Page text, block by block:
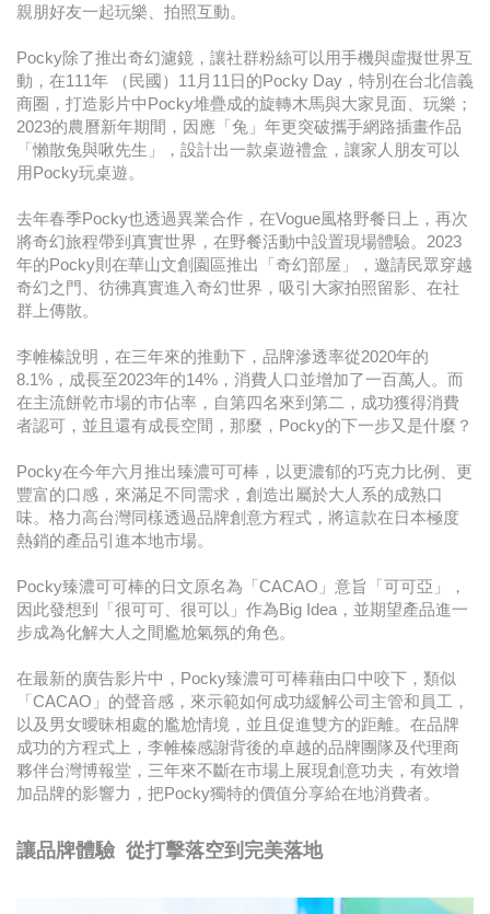
親朋好友一起玩樂、拍照互動。
Pocky除了推出奇幻濾鏡，讓社群粉絲可以用手機與虛擬世界互
動，在111年 （民國）11月11日的Pocky Day，特別在台北信義
商圈，打造影片中Pocky堆疊成的旋轉木馬與大家見面、玩樂；
2023的農曆新年期間，因應「兔」年更突破攜手網路插畫作品
「懶散兔與啾先生」，設計出一款桌遊禮盒，讓家人朋友可以
用Pocky玩桌遊。
去年春季Pocky也透過異業合作，在Vogue風格野餐日上，再次
將奇幻旅程帶到真實世界，在野餐活動中設置現場體驗。2023
年的Pocky則在華山文創園區推出「奇幻部屋」，邀請民眾穿越
奇幻之門、彷彿真實進入奇幻世界，吸引大家拍照留影、在社
群上傳散。
李帷榛說明，在三年來的推動下，品牌滲透率從2020年的
8.1%，成長至2023年的14%，消費人口並增加了一百萬人。而
在主流餅乾市場的市佔率，自第四名來到第二，成功獲得消費
者認可，並且還有成長空間，那麼，Pocky的下一步又是什麼？
Pocky在今年六月推出臻濃可可棒，以更濃郁的巧克力比例、更
豐富的口感，來滿足不同需求，創造出屬於大人系的成熟口
味。格力高台灣同樣透過品牌創意方程式，將這款在日本極度
熱銷的產品引進本地市場。
Pocky臻濃可可棒的日文原名為「CACAO」意旨「可可亞」，
因此發想到「很可可、很可以」作為Big Idea，並期望產品進一
步成為化解大人之間尷尬氣氛的角色。
在最新的廣告影片中，Pocky臻濃可可棒藉由口中咬下，類似
「CACAO」的聲音感，來示範如何成功緩解公司主管和員工，
以及男女曖昧相處的尷尬情境，並且促進雙方的距離。在品牌
成功的方程式上，李帷榛感謝背後的卓越的品牌團隊及代理商
夥伴台灣博報堂，三年來不斷在市場上展現創意功夫，有效增
加品牌的影響力，把Pocky獨特的價值分享給在地消費者。
讓品牌體驗 從打擊落空到完美落地